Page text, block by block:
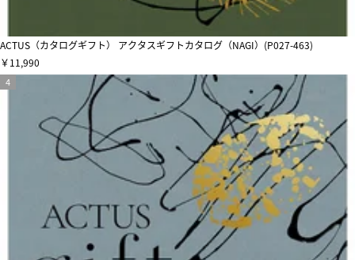
ACTUS（カタログギフト） アクタスギフトカタログ（NAGI）(P027-463)
￥11,990